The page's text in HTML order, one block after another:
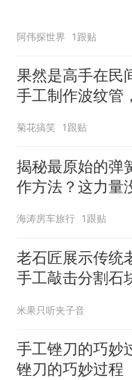
阿伟探世界 1跟贴
果然是高手在民
手工制作波纹管
菊花搞笑 1跟贴
揭秘最原始的弹
作方法？这力量
海涛房车旅行 1跟贴
老石匠展示传统
手工敲击分割石
米果只听夹子音
手工锉刀的巧妙
锉刀的巧妙过程